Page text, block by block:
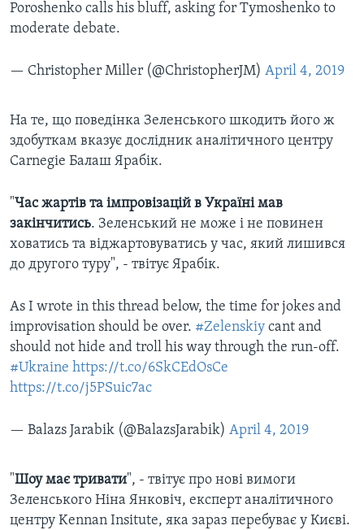
Poroshenko calls his bluff, asking for Tymoshenko to
moderate debate.
— Christopher Miller (@ChristopherJM) April 4, 2019
На те, що поведінка Зеленського шкодить його ж
здобуткам вказує дослідник аналітичного центру
Carnegie Балаш Ярабік.
"Час жартів та імпровізацій в Україні мав
закінчитись. Зеленський не може і не повинен
ховатись та віджартовуватись у час, який лишився
до другого туру", - твітує Ярабік.
As I wrote in this thread below, the time for jokes and
improvisation should be over. #Zelenskiy cant and
should not hide and troll his way through the run-off.
#Ukraine https://t.co/6SkCEdOsCe
https://t.co/j5PSuic7ac
— Balazs Jarabik (@BalazsJarabik) April 4, 2019
"Шоу має тривати", - твітує про нові вимоги
Зеленського Ніна Янковіч, експерт аналітичного
центру Kennan Insitute, яка зараз перебуває у Києві.